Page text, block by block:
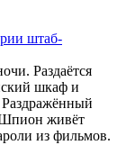
Раздаётся
шкаф и
Шпион живёт
из фильмов.